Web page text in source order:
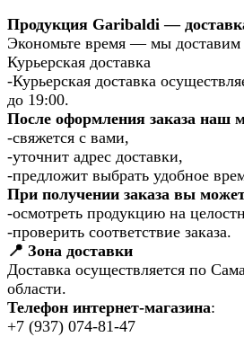
Продукция Garibaldi —
Экономьте время — мы доставим
Курьерская доставка
-Курьерская доставка
до 19:00.
После оформления заказа наш
-свяжется с вами,
-уточнит адрес доставки,
-предложит выбрать удобное
При получении заказа вы
-осмотреть продукцию на
-проверить соответствие заказа.
📍 Зона доставки
Доставка осуществляется по
области.
Телефон интернет-магазина:
+7 (937) 074-81-47